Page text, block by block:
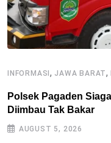
INFORMASI, JAWA BARAT,
Polsek Pagaden
Diimbau Tak Bakar
AUGUST 5, 2026